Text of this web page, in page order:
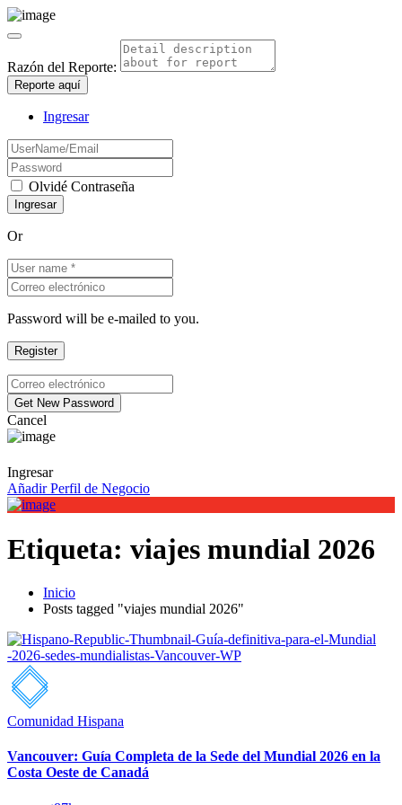
Razón del Reporte:
Reporte aquí
Ingresar
Olvidé Contraseña
Or
Password will be e-mailed to you.
Cancel
Ingresar
Añadir Perfil de Negocio
Etiqueta: viajes mundial 2026
Inicio
Posts tagged "viajes mundial 2026"
Comunidad Hispana
Vancouver: Guía Completa de la Sede del Mundial 2026 en la
Costa Oeste de Canadá